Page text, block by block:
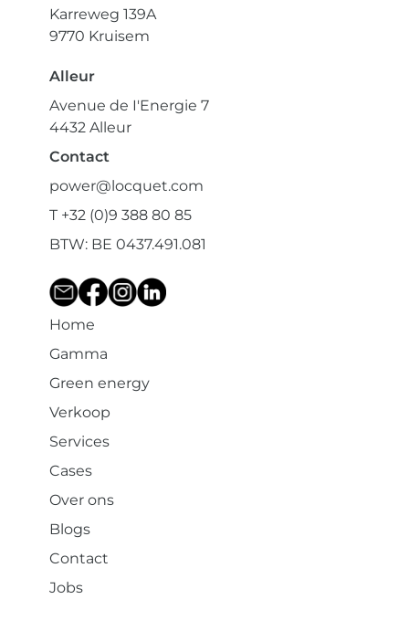
Karreweg 139A
9770 Kruisem
Alleur
Avenue de I'Energie 7
4432 Alleur
Contact
power@locquet.com
T +32 (0)9 388 80 85
BTW: BE 0437.491.081
Home
Gamma
Green energy
Verkoop
Services
Cases
Over ons
Blogs
Contact
Jobs